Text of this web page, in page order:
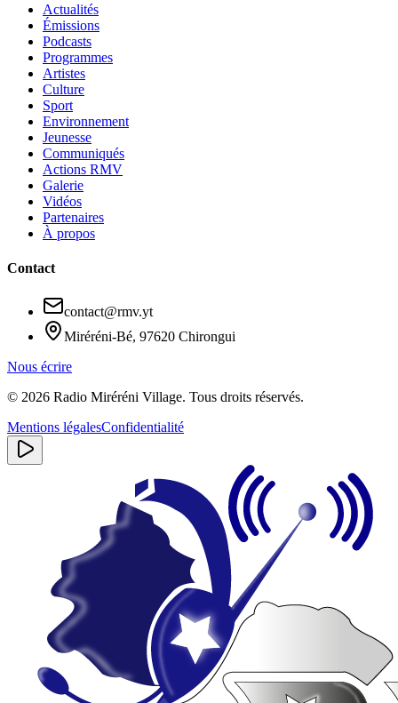
Actualités
Émissions
Podcasts
Programmes
Artistes
Culture
Sport
Environnement
Jeunesse
Communiqués
Actions RMV
Galerie
Vidéos
Partenaires
À propos
Contact
contact@rmv.yt
Miréréni-Bé, 97620 Chirongui
Nous écrire
© 2026 Radio Miréréni Village. Tous droits réservés.
Mentions légalesConfidentialité